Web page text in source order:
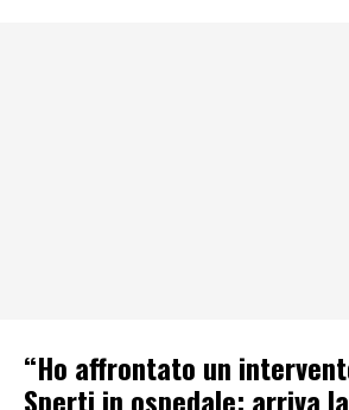
“Ho affrontato un
Sperti in ospedale: arriva